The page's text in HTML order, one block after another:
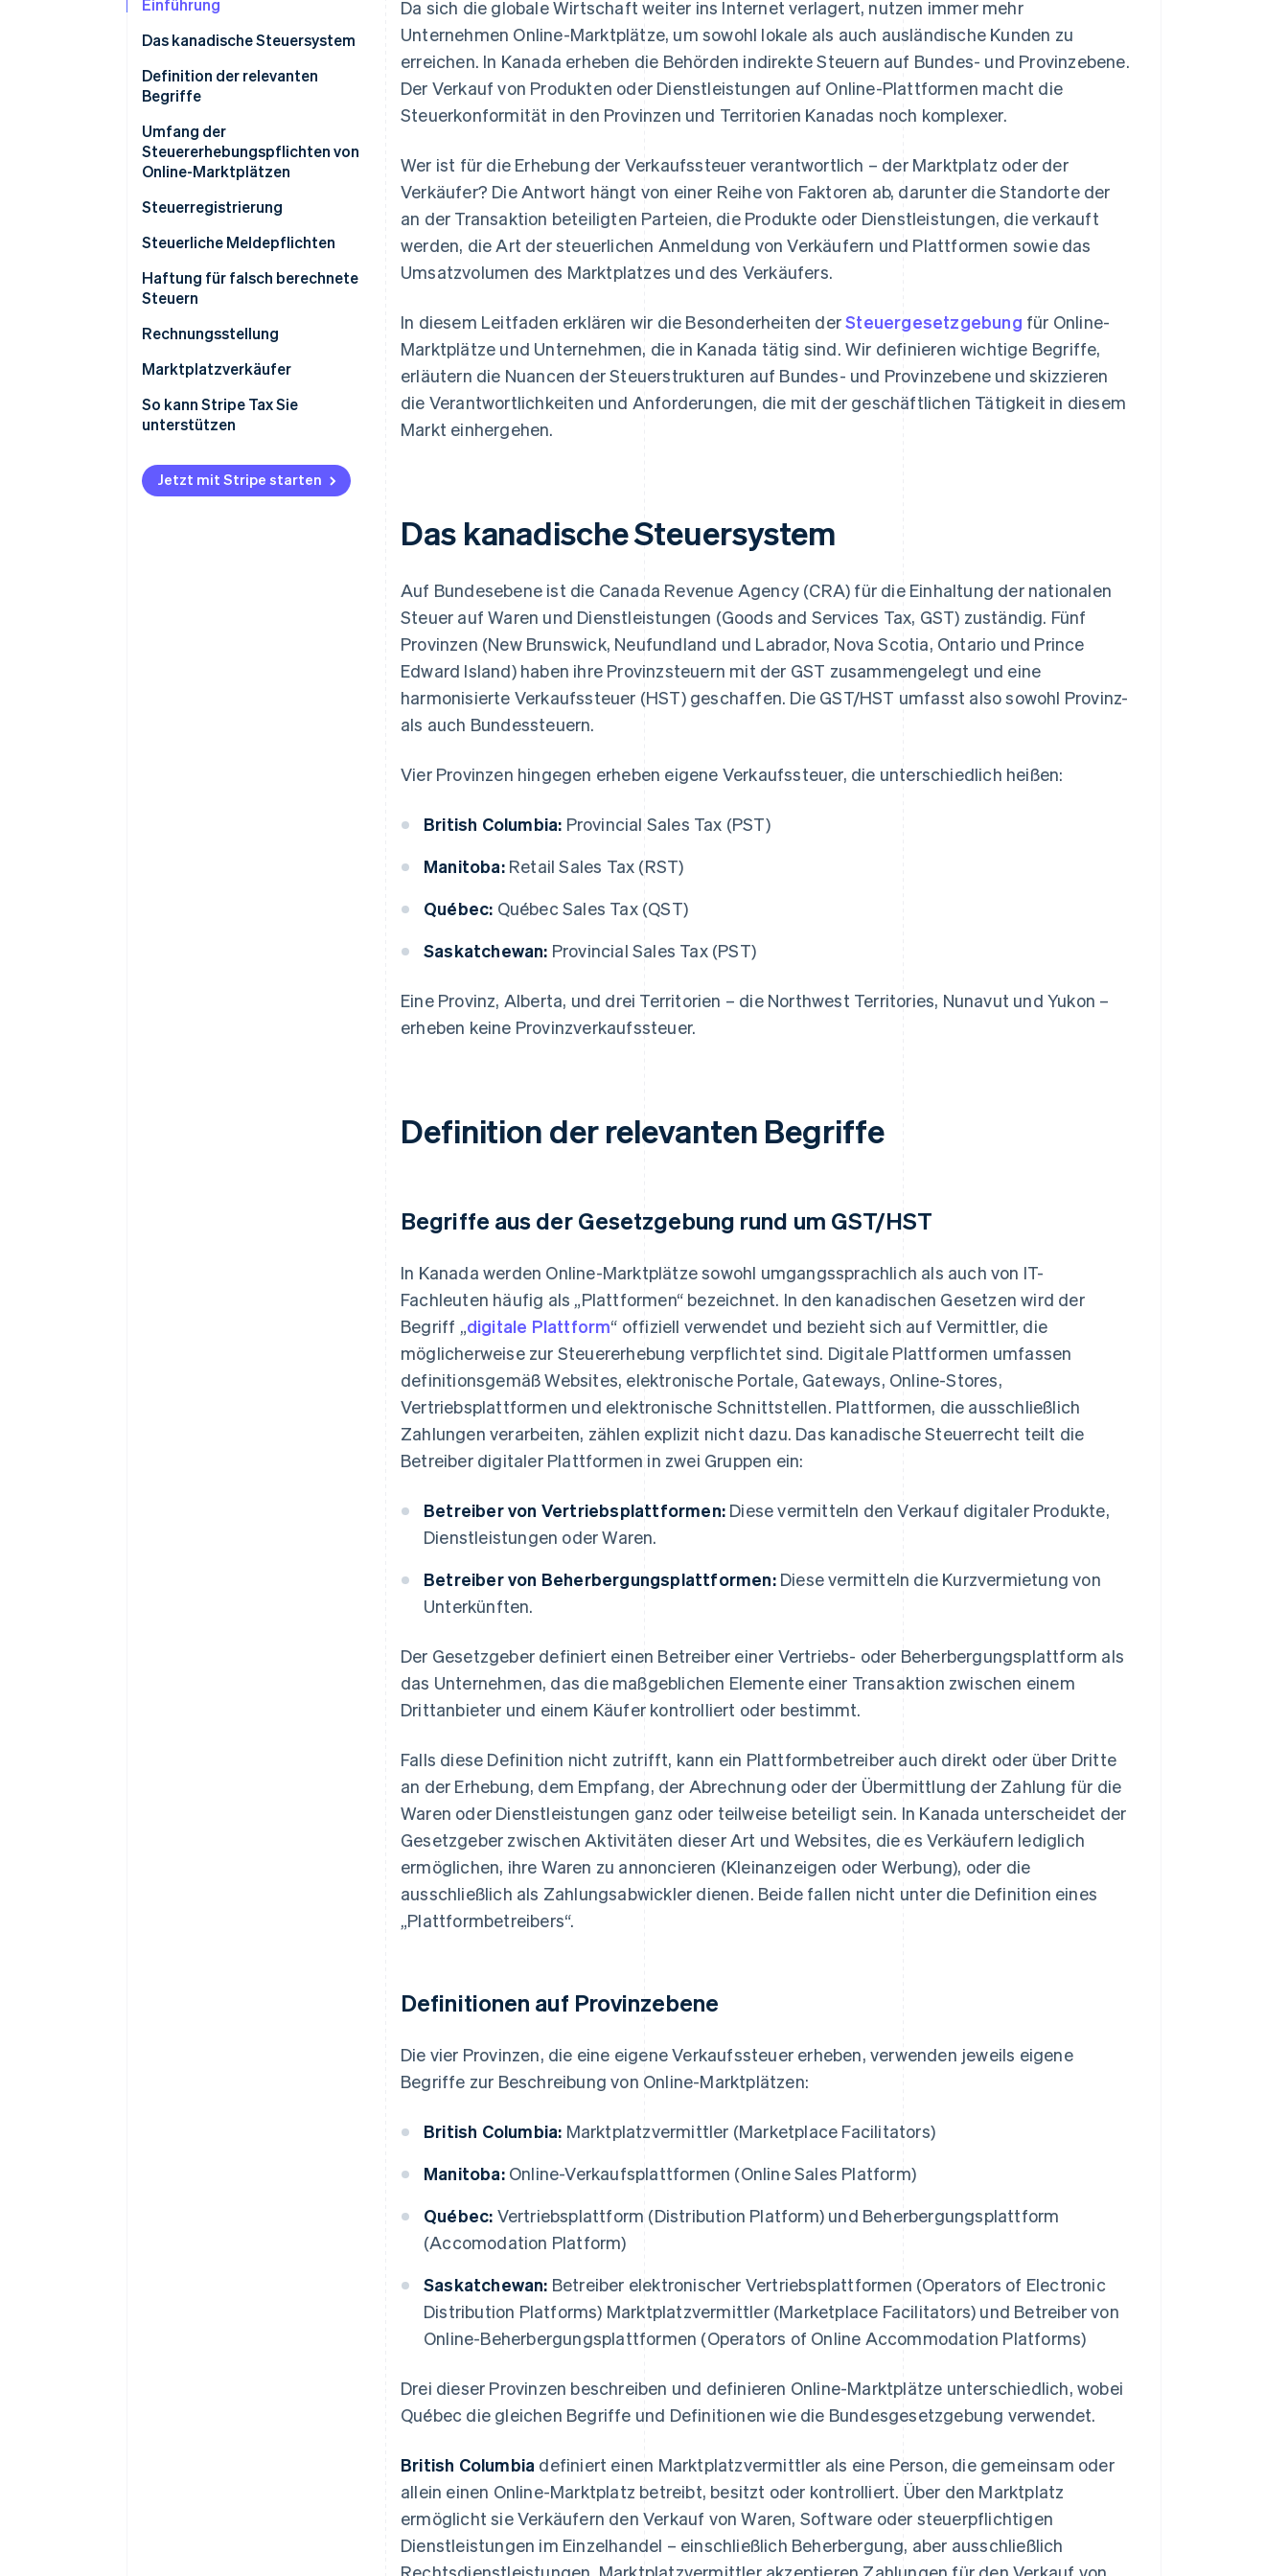
Einführung
Das kanadische Steuersystem
Definition der relevanten
Begriffe
Begriffe aus der Gesetzgebung
rund um GST/HST
Definitionen auf Provinzebene
Umfang der
Steuererhebungspflichten von
Online-Marktplätzen
GST/HST
Verkaufssteuer auf
Zusätzliche Steuerpflicht für
Steuerregistrierung
GST/HST
Verkaufssteuer auf
Provinzebene
Steuerliche Meldepflichten
GST/HST
Provinzebene
Haftung für falsch berechnete
Steuern
GST/HST
Verkaufssteuer auf
Rechnungsstellung
GST/HST
Verkaufssteuer auf
Provinzebene
Marktplatzverkäufer
Steuerregistrierung
Steuerliche Meldepflichten
So kann Stripe Tax Sie
unterstützen
Jetzt mit Stripe starten
Da sich die globale Wirtschaft weiter ins Internet verlagert, nutzen immer mehr
Unternehmen Online-Marktplätze, um sowohl lokale als auch ausländische Kunden zu
erreichen. In Kanada erheben die Behörden indirekte Steuern auf Bundes- und Provinzebene.
Der Verkauf von Produkten oder Dienstleistungen auf Online-Plattformen macht die
Steuerkonformität in den Provinzen und Territorien Kanadas noch komplexer.
Wer ist für die Erhebung der Verkaufssteuer verantwortlich – der Marktplatz oder der
Verkäufer? Die Antwort hängt von einer Reihe von Faktoren ab, darunter die Standorte der
an der Transaktion beteiligten Parteien, die Produkte oder Dienstleistungen, die verkauft
werden, die Art der steuerlichen Anmeldung von Verkäufern und Plattformen sowie das
Umsatzvolumen des Marktplatzes und des Verkäufers.
In diesem Leitfaden erklären wir die Besonderheiten derSteuergesetzgebung für Online-
Marktplätze und Unternehmen, die in Kanada tätig sind. Wir definieren wichtige Begriffe,
erläutern die Nuancen der Steuerstrukturen auf Bundes- und Provinzebene und skizzieren
die Verantwortlichkeiten und Anforderungen, die mit der geschäftlichen Tätigkeit in diesem
Markt einhergehen.
Das kanadische Steuersystem
Auf Bundesebene ist die Canada Revenue Agency (CRA) für die Einhaltung der nationalen
Steuer auf Waren und Dienstleistungen (Goods and Services Tax, GST) zuständig. Fünf
Provinzen (New Brunswick, Neufundland und Labrador, Nova Scotia, Ontario und Prince
Edward Island) haben ihre Provinzsteuern mit der GST zusammengelegt und eine
harmonisierte Verkaufssteuer (HST) geschaffen. Die GST/HST umfasst also sowohl Provinz-
als auch Bundessteuern.
Vier Provinzen hingegen erheben eigene Verkaufssteuer, die unterschiedlich heißen:
British Columbia: Provincial Sales Tax (PST)
Manitoba:Retail Sales Tax (RST)
Québec: Québec Sales Tax (QST)
Saskatchewan: Provincial Sales Tax (PST)
Eine Provinz, Alberta, und drei Territorien – die Northwest Territories, Nunavut und Yukon –
erheben keine Provinzverkaufssteuer.
Definition der relevanten Begriffe
Begriffe aus der Gesetzgebung rund um GST/HST
In Kanada werden Online-Marktplätze sowohl umgangssprachlich als auch von IT-
Fachleuten häufig als „Plattformen“ bezeichnet. In den kanadischen Gesetzen wird der
Begriff „digitale Plattform“ offiziell verwendet und bezieht sich auf Vermittler, die
möglicherweise zur Steuererhebung verpflichtet sind. Digitale Plattformen umfassen
definitionsgemäß Websites, elektronische Portale, Gateways, Online-Stores,
Vertriebsplattformen und elektronische Schnittstellen. Plattformen, die ausschließlich
Zahlungen verarbeiten, zählen explizit nicht dazu. Das kanadische Steuerrecht teilt die
Betreiber digitaler Plattformen in zwei Gruppen ein:
Betreiber von Vertriebsplattformen: Diese vermitteln den Verkauf digitaler Produkte,
Dienstleistungen oder Waren.
Betreiber von Beherbergungsplattformen:Diese vermitteln die Kurzvermietung von
Unterkünften.
Der Gesetzgeber definiert einen Betreiber einer Vertriebs- oder Beherbergungsplattform als
das Unternehmen, das die maßgeblichen Elemente einer Transaktion zwischen einem
Drittanbieter und einem Käufer kontrolliert oder bestimmt.
Falls diese Definition nicht zutrifft, kann ein Plattformbetreiber auch direkt oder über Dritte
an der Erhebung, dem Empfang, der Abrechnung oder der Übermittlung der Zahlung für die
Waren oder Dienstleistungen ganz oder teilweise beteiligt sein. In Kanada unterscheidet der
Gesetzgeber zwischen Aktivitäten dieser Art und Websites, die es Verkäufern lediglich
ermöglichen, ihre Waren zu annoncieren (Kleinanzeigen oder Werbung), oder die
ausschließlich als Zahlungsabwickler dienen. Beide fallen nicht unter die Definition eines
„Plattformbetreibers“.
Definitionen auf Provinzebene
Die vier Provinzen, die eine eigene Verkaufssteuer erheben, verwenden jeweils eigene
Begriffe zur Beschreibung von Online-Marktplätzen:
British Columbia: Marktplatzvermittler (Marketplace Facilitators)
Manitoba:Online-Verkaufsplattformen (Online Sales Platform)
Québec: Vertriebsplattform (Distribution Platform) und Beherbergungsplattform
(Accomodation Platform)
Saskatchewan: Betreiber elektronischer Vertriebsplattformen (Operators of Electronic
Distribution Platforms) Marktplatzvermittler (Marketplace Facilitators) und Betreiber von
Online-Beherbergungsplattformen (Operators of Online Accommodation Platforms)
Drei dieser Provinzen beschreiben und definieren Online-Marktplätze unterschiedlich, wobei
Québec die gleichen Begriffe und Definitionen wie die Bundesgesetzgebung verwendet.
British Columbia definiert einen Marktplatzvermittler als eine Person, die gemeinsam oder
allein einen Online-Marktplatz betreibt, besitzt oder kontrolliert. Über den Marktplatz
ermöglicht sie Verkäufern den Verkauf von Waren, Software oder steuerpflichtigen
Dienstleistungen im Einzelhandel – einschließlich Beherbergung, aber ausschließlich